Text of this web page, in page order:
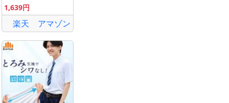
1,639円
楽天 アマゾン